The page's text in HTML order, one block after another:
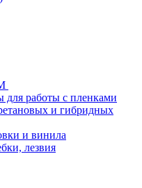
для работы с пленками
и гибридных
и винила
лезвия